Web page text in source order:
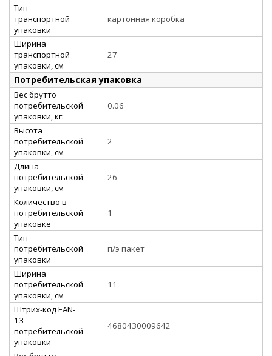
Тип
транспортной
упаковки
картонная коробка
Ширина
транспортной
упаковки, см
27
Потребительская упаковка
Вес брутто
потребительской
упаковки, кг:
0.06
Высота
потребительской
упаковки, см
2
Длина
потребительской
упаковки, см
26
Количество в
потребительской
упаковке
1
Тип
потребительской
упаковки
п/э пакет
Ширина
потребительской
упаковки, см
11
Штрих-код EAN-
13
потребительской
упаковки
4680430009642